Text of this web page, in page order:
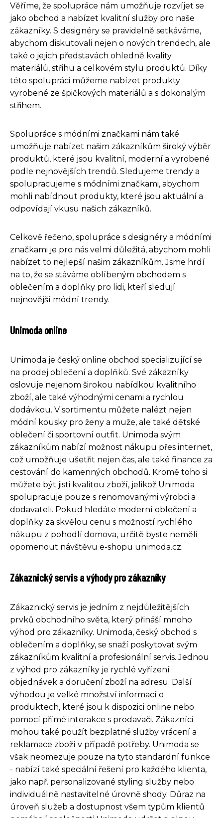
Věříme, že spolupráce nám umožňuje rozvíjet se
jako obchod a nabízet kvalitní služby pro naše
zákazníky. S designéry se pravidelně setkáváme,
abychom diskutovali nejen o nových trendech, ale
také o jejich představách ohledně kvality
materiálů, střihu a celkovém stylu produktů. Díky
této spolupráci můžeme nabízet produkty
vyrobené ze špičkových materiálů a s dokonalým
střihem.
Spolupráce s módními značkami nám také
umožňuje nabízet našim zákazníkům široký výběr
produktů, které jsou kvalitní, moderní a vyrobené
podle nejnovějších trendů. Sledujeme trendy a
spolupracujeme s módními značkami, abychom
mohli nabídnout produkty, které jsou aktuální a
odpovídají vkusu našich zákazníků.
Celkově řečeno, spolupráce s designéry a módními
značkami je pro nás velmi důležitá, abychom mohli
nabízet to nejlepší našim zákazníkům. Jsme hrdí
na to, že se stáváme oblíbeným obchodem s
oblečením a doplňky pro lidi, kteří sledují
nejnovější módní trendy.
Unimoda online
Unimoda je český online obchod specializující se
na prodej oblečení a doplňků. Své zákazníky
oslovuje nejenom širokou nabídkou kvalitního
zboží, ale také výhodnými cenami a rychlou
dodávkou. V sortimentu můžete nalézt nejen
módní kousky pro ženy a muže, ale také dětské
oblečení či sportovní outfit. Unimoda svým
zákazníkům nabízí možnost nákupu přes internet,
což umožňuje ušetřit nejen čas, ale také finance za
cestování do kamenných obchodů. Kromě toho si
můžete být jisti kvalitou zboží, jelikož Unimoda
spolupracuje pouze s renomovanými výrobci a
dodavateli. Pokud hledáte moderní oblečení a
doplňky za skvělou cenu s možností rychlého
nákupu z pohodlí domova, určitě byste neměli
opomenout návštěvu e-shopu unimoda.cz.
Zákaznický servis a výhody pro zákazníky
Zákaznický servis je jedním z nejdůležitějších
prvků obchodního světa, který přináší mnoho
výhod pro zákazníky. Unimoda, český obchod s
oblečením a doplňky, se snaží poskytovat svým
zákazníkům kvalitní a profesionální servis. Jednou
z výhod pro zákazníky je rychlé vyřízení
objednávek a doručení zboží na adresu. Další
výhodou je velké množství informací o
produktech, které jsou k dispozici online nebo
pomocí přímé interakce s prodavači. Zákazníci
mohou také použít bezplatné služby vrácení a
reklamace zboží v případě potřeby. Unimoda se
však neomezuje pouze na tyto standardní funkce
- nabízí také speciální řešení pro každého klienta,
jako např. personalizované styling služby nebo
individuálně nastavitelné úrovně shody. Důraz na
úroveň služeb a dostupnost všem typům klientů